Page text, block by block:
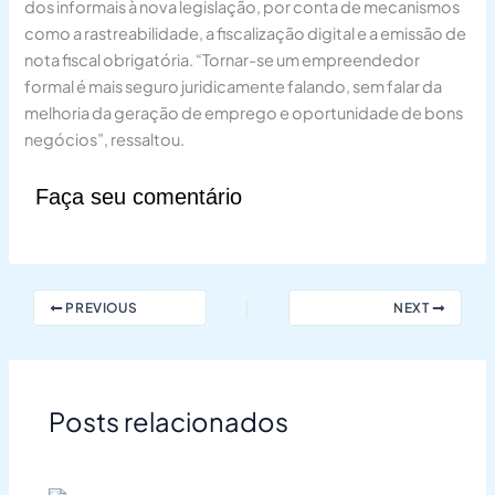
dos informais à nova legislação, por conta de mecanismos
como a rastreabilidade, a fiscalização digital e a emissão de
nota fiscal obrigatória. “Tornar-se um empreendedor
formal é mais seguro juridicamente falando, sem falar da
melhoria da geração de emprego e oportunidade de bons
negócios”, ressaltou.
Faça seu comentário
PREVIOUS NEXT
Posts relacionados